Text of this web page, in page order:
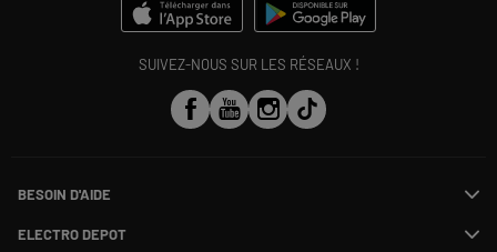
SUIVEZ-NOUS SUR LES RÉSEAUX !
BESOIN D'AIDE
Suivre ma commande
ELECTRO DEPOT